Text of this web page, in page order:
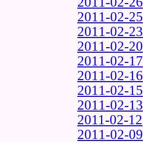
2011-02-25
2011-02-23
2011-02-20
2011-02-17
2011-02-16
2011-02-15
2011-02-13
2011-02-12
2011-02-09